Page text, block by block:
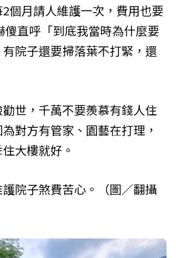
個月請人維護一次，費用也要
傻直呼「到底我當時為什麼要
院子還要掃落葉不打緊，還
世，千萬不要羨慕有錢人住
對方有管家、園藝在打理，
大樓就好。
院子煞費苦心。（圖／翻攝